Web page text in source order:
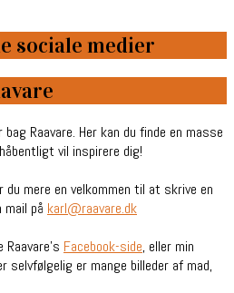
sociale medier
Raavare. Her kan du finde en masse
vil inspirere dig!
du mere en velkommen til at skrive en
mail på karl@raavare.dk
Facebook-side, eller min
selvfølgelig er mange billeder af mad,